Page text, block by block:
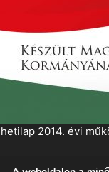
2014. évi